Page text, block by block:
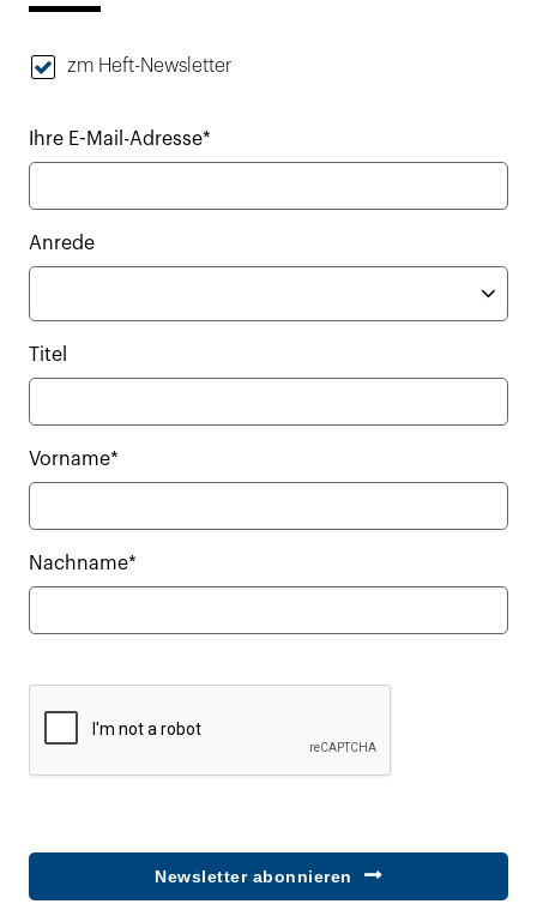
zm Heft-Newsletter
Ihre E-Mail-Adresse*
Anrede
Titel
Vorname*
Nachname*
Newsletter abonnieren